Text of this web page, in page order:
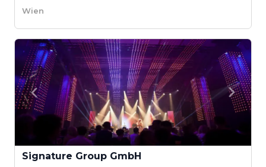
Wien
Signature Group GmbH